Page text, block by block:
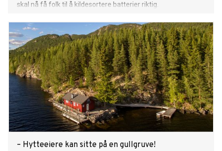
skal nå få folk til å kildesortere batterier riktig.
– Hytteeiere kan sitte på en gullgruve!